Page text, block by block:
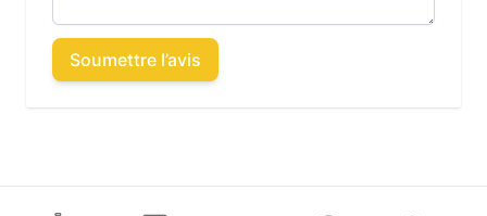
Soumettre l’avis